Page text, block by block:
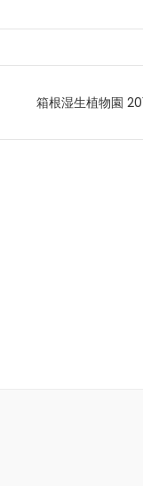
箱根湿生植物園